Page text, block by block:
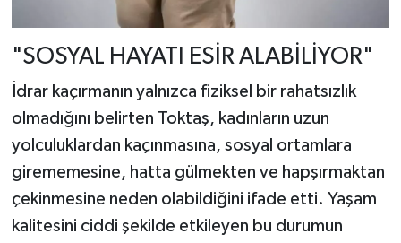
"SOSYAL HAYATI ESİR ALABİLİYOR"
İdrar kaçırmanın yalnızca fiziksel bir rahatsızlık
olmadığını belirten Toktaş, kadınların uzun
yolculuklardan kaçınmasına, sosyal ortamlara
girememesine, hatta gülmekten ve hapşırmaktan
çekinmesine neden olabildiğini ifade etti. Yaşam
kalitesini ciddi şekilde etkileyen bu durumun